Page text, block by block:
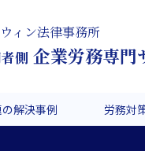
ィン法律事務所
側 企業労務専門
解決事例 労務対